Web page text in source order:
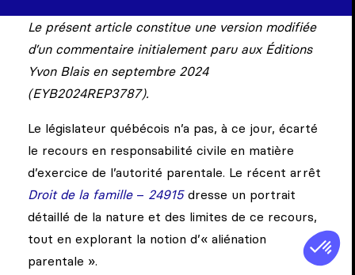
Le présent article constitue une version modifiée
d’un commentaire initialement paru aux Éditions
Yvon Blais en septembre 2024
(EYB2024REP3787).
Le législateur québécois n’a pas, à ce jour, écarté
le recours en responsabilité civile en matière
d’exercice de l’autorité parentale. Le récent arrêt
Droit de la famille– 24915dresse un portrait
détaillé de la nature et des limites de ce recours,
tout en explorant la notion d’« aliénation
parentale ».